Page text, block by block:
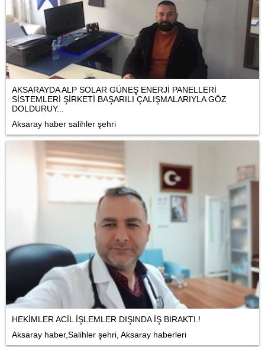
AKSARAYDA ALP SOLAR GÜNEŞ ENERJİ PANELLERİ
SİSTEMLERİ ŞİRKETİ BAŞARILI ÇALIŞMALARIYLA GÖZ
DOLDURUY...
Aksaray haber salihler şehri
HEKİMLER ACİL İŞLEMLER DIŞINDA İŞ BIRAKTI.!
Aksaray haber,Salihler şehri, Aksaray haberleri